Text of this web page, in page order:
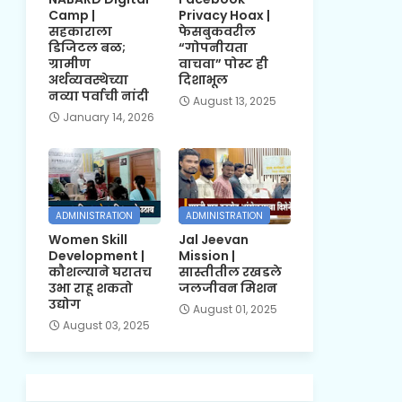
Camp |
सहकाराला
डिजिटल बळ;
ग्रामीण
अर्थव्यवस्थेच्या
नव्या पर्वाची नांदी
January 14, 2026
Privacy Hoax |
फेसबुकवरील
“गोपनीयता
वाचवा” पोस्ट ही
दिशाभूल
August 13, 2025
ADMINISTRATION
Women Skill
Development |
कौशल्याने घरातच
उभा राहू शकतो
उद्योग
August 03, 2025
ADMINISTRATION
Jal Jeevan
Mission |
सास्तीतील रखडले
जलजीवन मिशन
August 01, 2025